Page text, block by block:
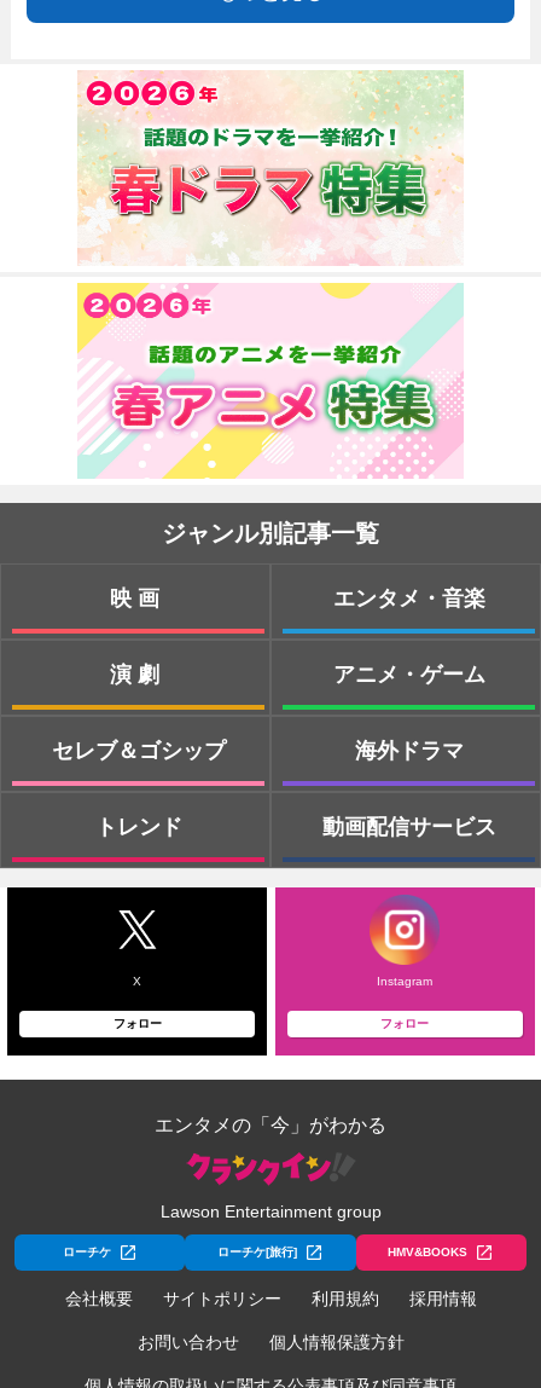
ジャンル別記事一覧
映画
演劇
セレブ＆ゴシップ
トレンド
エンタメ・音楽
アニメ・ゲーム
海外ドラマ
動画配信サービス
X
フォロー
Instagram
フォロー
エンタメの「今」がわかる
Lawson Entertainment group
ローチケ ローチケ[旅行] HMV&BOOKS
会社概要 サイトポリシー 利用規約 採用情報
お問い合わせ 個人情報保護方針